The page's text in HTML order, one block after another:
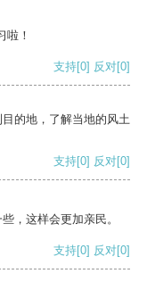
啦！
支持[0] 反对[0]
的地，了解当地的风土
支持[0] 反对[0]
，这样会更加亲民。
支持[0] 反对[0]